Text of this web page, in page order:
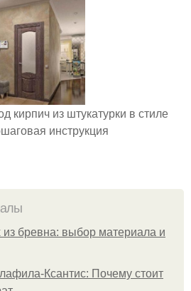
кирпич из штукатурки в стиле
инструкция
бревна: выбор материала и
Ксантис: Почему стоит